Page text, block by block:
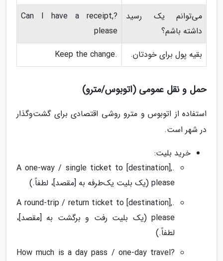
می‌توانم یک رسید
داشته باشم؟
?Can I have a receipt,
please
بقیه پول برای خودتان.
.Keep the change
حمل و نقل عمومی (اتوبوس/مترو)
استفاده از اتوبوس و مترو روشی اقتصادی برای گشت‌وگذار
در شهر است.
خرید بلیت:
.A one-way / single ticket to [destination],
please (یک بلیت یک‌طرفه به [مقصد]، لطفاً.)
.A round-trip / return ticket to [destination],
please (یک بلیت رفت و برگشت به [مقصد]،
لطفاً.)
?How much is a day pass / one-day travel